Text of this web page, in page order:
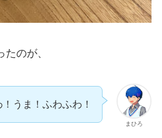
のが、
まひろ
！うま！ふわふわ！